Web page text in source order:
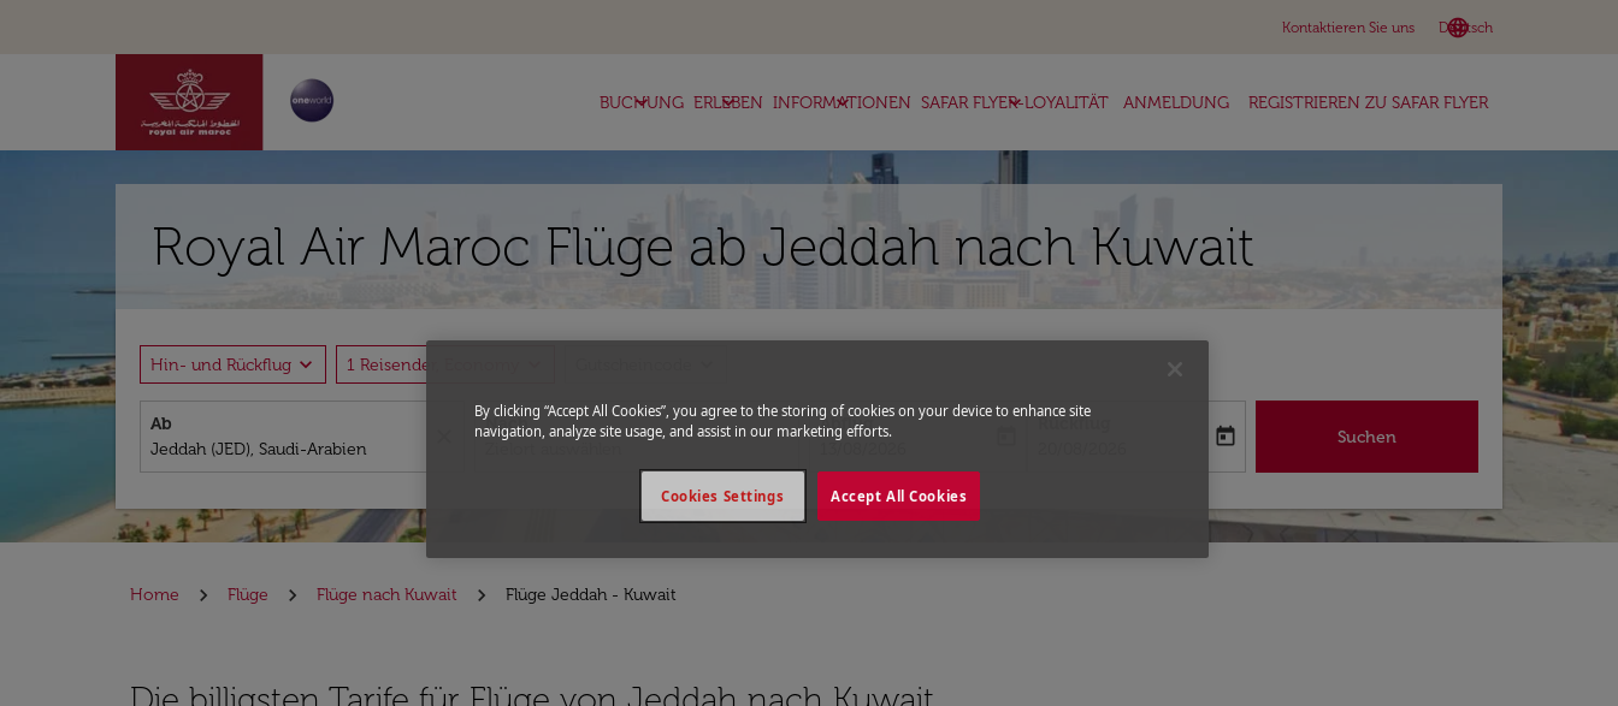
Kontaktieren Sie uns language
Deutsch
keyboard_arrow_down
BUCHUNG
keyboard_arrow_down ERLEBEN
keyboard_arrow_down INFORMATIONEN
keyboard_arrow_down SAFAR FLYER-LOYALITÄT
keyboard_arrow_down ANMELDUNG REGISTRIEREN ZU SAFAR FLYER
Royal Air Maroc Flüge ab Jeddah nach Kuwait
Hin- und Rückflug expand_more 1 Reisender, Economy
Ab Nach
Abflug
fc-booking-return-date-aria-label
today Suchen
Home Flüge Flüge nach Kuwait Flüge Jeddah - Kuwait
By clicking “Accept All Cookies”, you agree to the storing of cookies on your device to enhance site
navigation, analyze site usage, and assist in our marketing efforts.
Accept All Cookies
Cookies Settings